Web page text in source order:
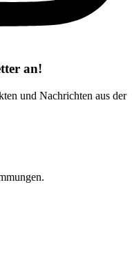
an!
und Nachrichten aus der